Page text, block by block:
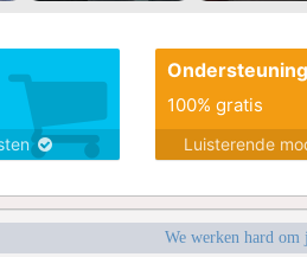
Ondersteuning
100% gratis
Luisterende
We werken hard om